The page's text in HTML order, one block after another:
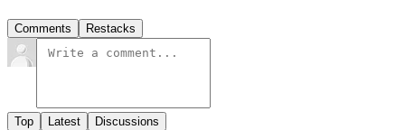
Comments Restacks
Top Latest Discussions